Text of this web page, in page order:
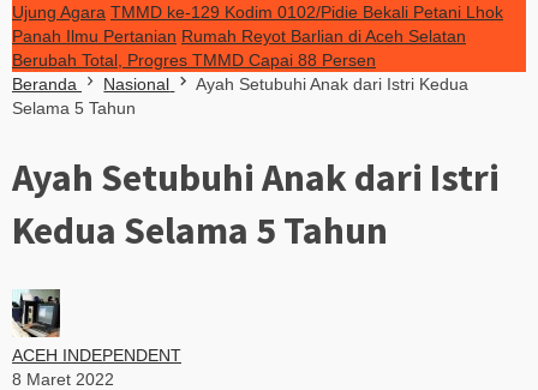
Ujung Agara TMMD ke-129 Kodim 0102/Pidie Bekali Petani Lhok
Panah Ilmu Pertanian Rumah Reyot Barlian di Aceh Selatan
Berubah Total, Progres TMMD Capai 88 Persen
Beranda
Nasional
Ayah Setubuhi Anak dari Istri Kedua
Selama 5 Tahun
Ayah Setubuhi Anak dari Istri
Kedua Selama 5 Tahun
ACEH INDEPENDENT
8 Maret 2022